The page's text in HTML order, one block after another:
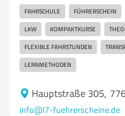
FAHRSCHULE FÜHRERSCHEIN
LKW KOMPAKTKURSE
FLEXIBLE FAHRSTUNDEN
LERNMETHODEN
Hauptstraße 305,
info@l7-fuehrerscheine.de